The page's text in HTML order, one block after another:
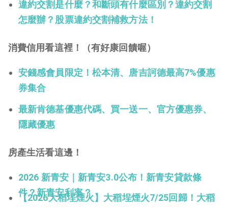
違約交割是什麼？和斷頭有什麼區別？違約交割
怎麼辦？股票違約交割補救方法！
消費信用看這裡！（有好康回饋喔）
安錢感會員限定！松本清、唐吉訶德最高7%優惠
券集合
最新肯德基優惠代碼、買一送一、官方優惠券、
隱藏優惠
房產生活看這邊！
2026 新青安｜新青安3.0公布！新青安貸款條
件？新青安利率？
【2026大稻埕煙火】大稻埕煙火7/25回歸！大稻